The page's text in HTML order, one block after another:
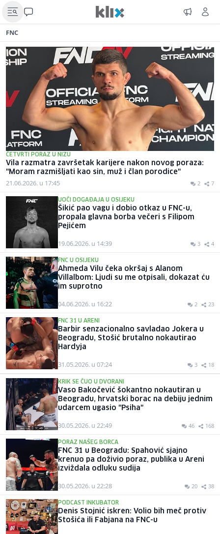
FNC
ČETVRTI PORAZ U NIZU
Vila razmatra završetak karijere nakon novog poraza:
"Moram razmišljati kao sin, muž i član porodice"
21.06.2026. u 17:45 2 7
UOČI DOGAĐAJA U OSIJEKU
Šikić pao vagu i dobio otkaz u FNC-u,
propala glavna borba večeri s Filipom
Pejićem
19.06.2026. u 14:39 3 4
FNC U OSIJEKU
Ahmeda Vilu čeka okršaj s Alanom
Villalbom: Ljudi su me otpisali, dokazat ću
im suprotno
04.06.2026. u 16:22 2 23
FNC 31 U ARENI
Barbir senzacionalno savladao Jokera u
Beogradu, Stošić brutalno nokautirao
Hardyja
31.05.2026. u 07:24 3 18
KRIK SE ČUO U DVORANI
Vaso Bakočević šokantno nokautiran u
Beogradu, hrvatski borac na debiju jednim
udarcem ugasio "Psiha"
30.05.2026. u 22:49 46 168
PORAZ NAŠEG BORCA
FNC 31 u Beogradu: Spahović sjajno
krenuo pa doživio poraz, publika u Areni
izviždala odluku sudija
30.05.2026. u 22:28 20 38
PODCAST INKUBATOR
Denis Stojnić iskren: Volio bih meč protiv
Stošića ili Fabjana na FNC-u